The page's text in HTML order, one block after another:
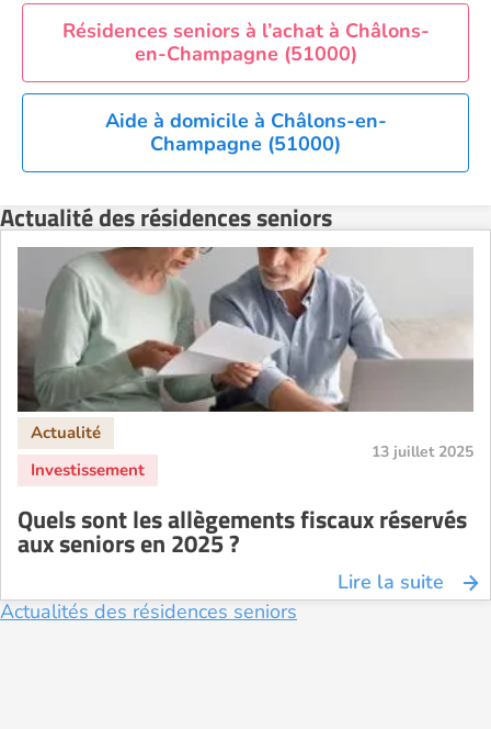
Résidences seniors à l’achat à Châlons-
en-Champagne (51000)
Aide à domicile à Châlons-en-
Champagne (51000)
Actualité des résidences seniors
13 juillet 2025
Quels sont les allègements fiscaux réservés
aux seniors en 2025 ?
Lire la suite
Actualités des résidences seniors